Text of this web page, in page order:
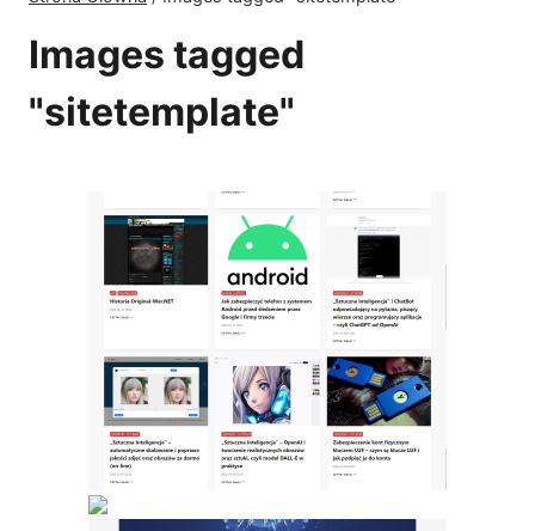
Images tagged
"sitetemplate"